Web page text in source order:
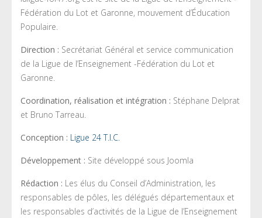
Fédération du Lot et Garonne, mouvement d’Éducation
Populaire.
Direction : Secrétariat Général et service communication
de la Ligue de l’Enseignement -Fédération du Lot et
Garonne.
Coordination, réalisation et intégration : Stéphane Delprat
et Bruno Tarreau.
Conception : Ligue 24 T.I.C.
Développement : Site développé sous Joomla
Rédaction : Les élus du Conseil d’Administration, les
responsables de pôles, les délégués départementaux et
les responsables d’activités de la Ligue de l’Enseignement